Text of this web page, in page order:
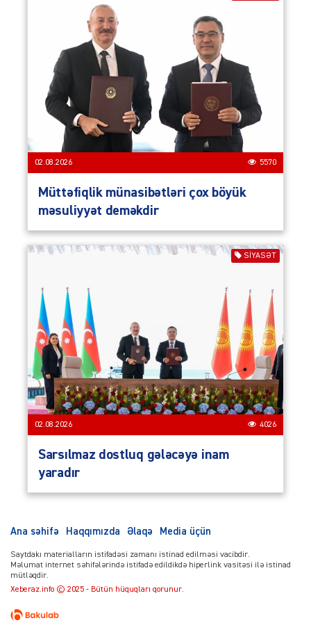
02.08.2026 5570
Müttəfiqlik münasibətləri çox böyük
məsuliyyət deməkdir
SIYASƏT
02.08.2026 4026
Sarsılmaz dostluq gələcəyə inam
yaradır
Ana səhifə Haqqımızda Əlaqə Media üçün
Saytdakı materialların istifadəsi zamanı istinad edilməsi vacibdir.
Məlumat internet səhifələrində istifadə edildikdə hiperlink vasitəsi ilə istinad
mütləqdir.
Xeberaz.info © 2025 - Bütün hüquqları qorunur.